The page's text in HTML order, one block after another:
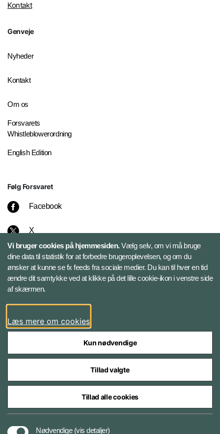
Kontakt
Genveje
Nyheder
Kontakt
Om os
Forsvarets
Whistleblowerordning
English Edition
Følg Forsvaret
Facebook
X
Instagram
Bluesky
LinkedIn
Styrelser og myndigheder under Forsvarsministeriet
Vi bruger cookies på hjemmesiden.Vælg selv, om vi må bruge
dine data til statistik for at forbedre brugeroplevelsen, og om du
ønsker at kunne se fx feeds fra sociale medier. Du kan til hver en tid
ændre dit samtykke ved at klikke på det lille cookie-ikon i venstre side
af skærmen.
Læs mere om cookies
Kun nødvendige
Tillad valgte
Tillad alle cookies
Nødvendige (vis detaljer)